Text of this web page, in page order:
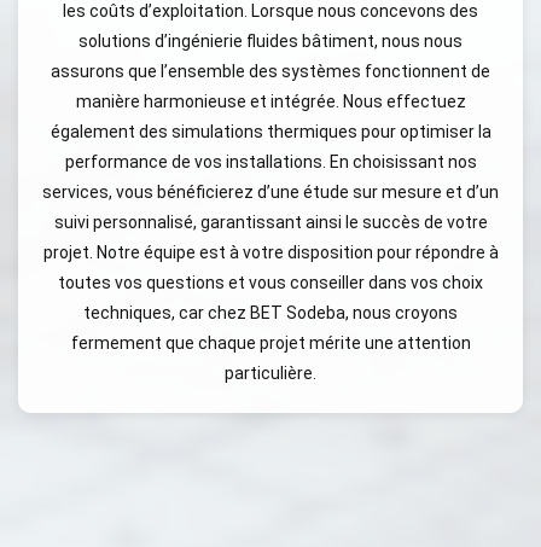
les coûts d’exploitation. Lorsque nous concevons des
solutions d’ingénierie fluides bâtiment, nous nous
assurons que l’ensemble des systèmes fonctionnent de
manière harmonieuse et intégrée. Nous effectuez
également des simulations thermiques pour optimiser la
performance de vos installations. En choisissant nos
services, vous bénéficierez d’une étude sur mesure et d’un
suivi personnalisé, garantissant ainsi le succès de votre
projet. Notre équipe est à votre disposition pour répondre à
toutes vos questions et vous conseiller dans vos choix
techniques, car chez BET Sodeba, nous croyons
fermement que chaque projet mérite une attention
particulière.